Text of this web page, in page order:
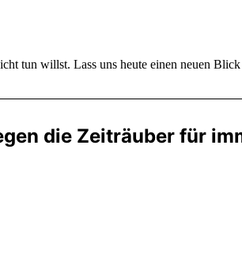
tun willst. Lass uns heute einen neuen